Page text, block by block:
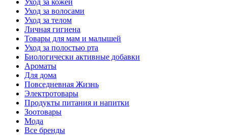
Уход за кожей
Уход за волосами
Уход за телом
Личная гигиена
Товары для мам и малышей
Уход за полостью рта
Биологически активные добавки
Ароматы
Для дома
Повседневная Жизнь
Электротовары
Продукты питания и напитки
Зоотовары
Мода
Все бренды